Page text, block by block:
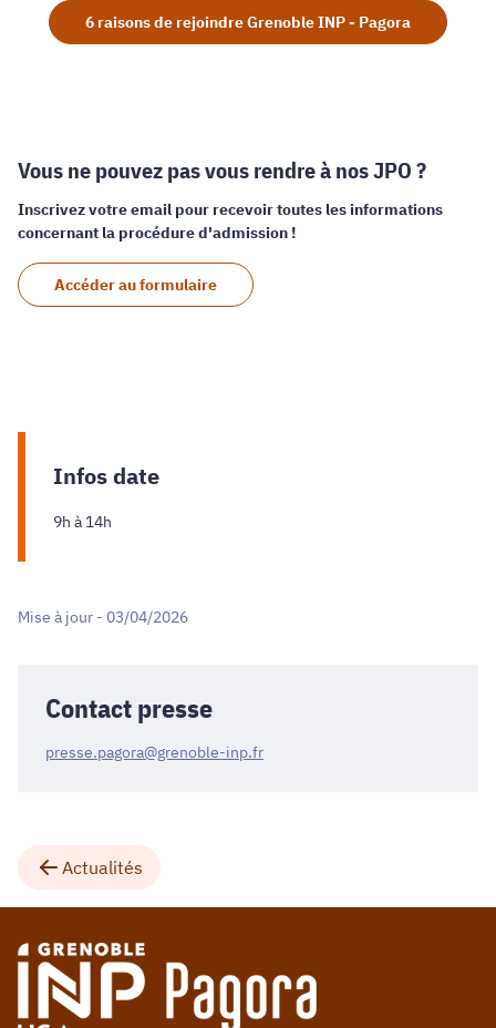
6 raisons de rejoindre Grenoble INP - Pagora
Vous ne pouvez pas vous rendre à nos JPO ?
Inscrivez votre email pour recevoir toutes les informations
concernant la procédure d'admission !
Accéder au formulaire
Infos date
9h à 14h
Mise à jour - 03/04/2026
Contact presse
presse.pagora@grenoble-inp.fr
Actualités